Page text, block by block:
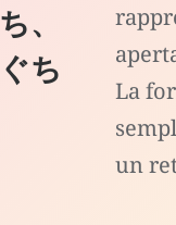
、
ち
La
un